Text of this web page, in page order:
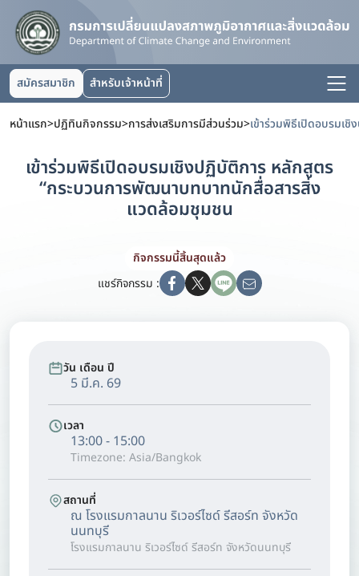
สมัครสมาชิก สำหรับเจ้าหน้าที่
หน้าแรก>ปฏิทินกิจกรรม>การส่งเสริมการมีส่วนร่วม>
เข้าร่วมพิธีเปิดอบรมเชิงปฏิบัติการ หลักสูตร
“กระบวนการพัฒนาบทบาทนักสื่อสารสิ่ง
แวดล้อมชุมชน
กิจกรรมนี้สิ้นสุดแล้ว
แชร์กิจกรรม :
วัน เดือน ปี
5 มี.ค. 69
เวลา
13:00 - 15:00
Timezone: Asia/Bangkok
สถานที่
ณ โรงแรมกาลนาน ริเวอร์ไซด์ รีสอร์ท จังหวัด
นนทบุรี
โรงแรมกาลนาน ริเวอร์ไซด์ รีสอร์ท จังหวัดนนทบุรี